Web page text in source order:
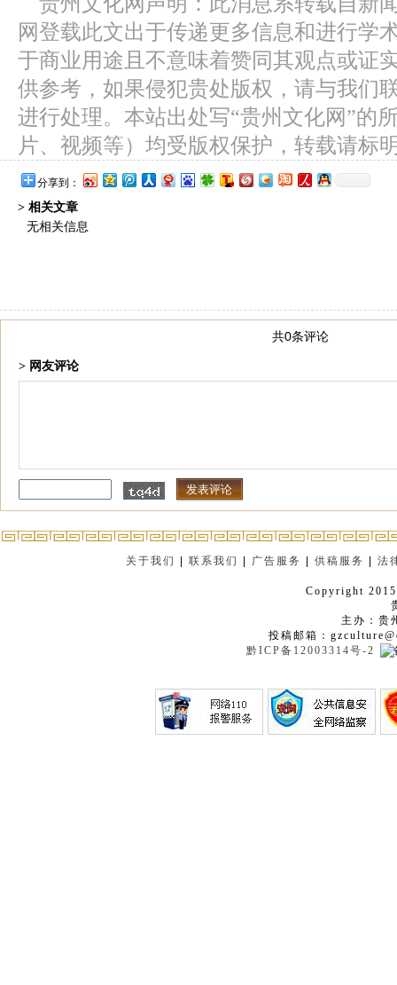
网登载此文出于传递更多信息和进行学
于商业用途且不意味着赞同其观点或证
供参考，如果侵犯贵处版权，请与我们
进行处理。本站出处写“贵州文化网”的
片、视频等）均受版权保护，转载请标
分享到：
> 相关文章
无相关信息
共0条评论
> 网友评论
关于我们 |联系我们 广告服务 |供稿服务 |法
Copyright
主办：贵
投稿邮箱：
黔ICP备12003314号-2